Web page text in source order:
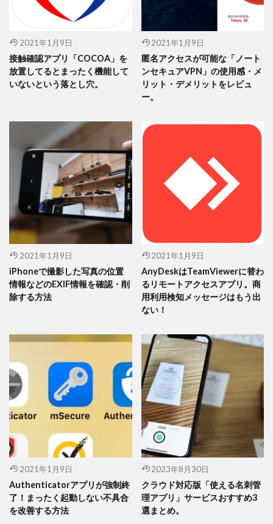
2021年1月9日
接触確認アプリ「COCOA」を
放置してるとまったく機能して
いないという落とし穴。
2021年1月9日
匿名アクセスが可能な「ノート
ンセキュアVPN」の使用感・メ
リット・デメリットをレビュ
ー。
2021年1月9日
iPhoneで撮影した写真の位置
情報などのEXIF情報を確認・削
除する方法
2021年1月9日
AnyDeskはTeamViewerに替わ
るリモートアクセスアプリ。商
用利用検知メッセージはもう出
ない！
2021年1月9日
Authenticatorアプリが強制終
了！まったく起動しない不具合
を改善する方法
2023年8月30日
クラウド対応版「使える名刺管
理アプリ」サービスおすすめ3
選まとめ。